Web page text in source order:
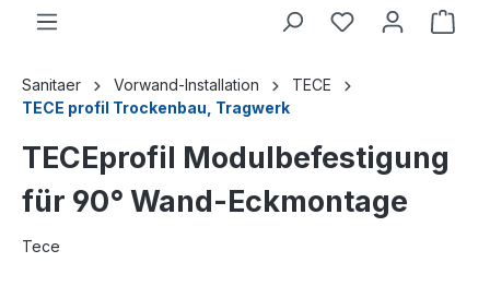
Sanitaer Vorwand-Installation
TECE
TECE profil Trockenbau, Tragwerk
TECEprofil Modulbefestigung
für 90° Wand-Eckmontage
Tece